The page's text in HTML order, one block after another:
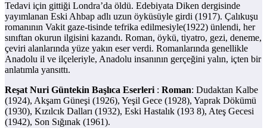
Tedavi için gittiği Londra’da öldü. Edebiyata Diken dergisinde
yayımlanan Eski Ahbap adlı uzun öyküsüyle girdi (1917). Çalıkuşu
romanının Vakit gaze-tisinde tefrika edilmesiyle(1922) ünlendi, her
sınıftan okurun ilgisini kazandı. Roman, öykü, tiyatro, gezi, deneme,
çeviri alanlarında yüze yakın eser verdi. Romanlarında genellikle
Anadolu il ve ilçeleriyle, Anadolu insanının gerçeğini yalın, içten bir
anlatımla yansıttı.
Reşat Nuri Güntekin Başlıca Eserleri : Roman: Dudaktan Kalbe
(1924), Akşam Güneşi (1926), Yeşil Gece (1928), Yaprak Dökümü
(1930), Kızılcık Dalları (1932), Eski Hastalık (193 8), Ateş Gecesi
(1942), Son Sığınak (1961).